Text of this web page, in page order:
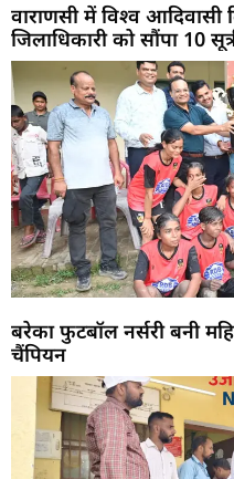
वाराणसी में विश्व
जिलाधिकारी को सौंपा 10
बरेका फुटबॉल नर्सरी बनी
चैंपियन